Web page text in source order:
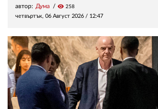
автор: Дума visibility 258
четвъртък, 06 Август 2026 / 12:47